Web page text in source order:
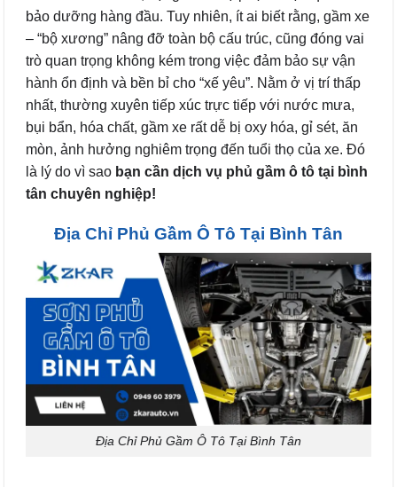
bảo dưỡng hàng đầu. Tuy nhiên, ít ai biết rằng, gầm xe
– “bộ xương” nâng đỡ toàn bộ cấu trúc, cũng đóng vai
trò quan trọng không kém trong việc đảm bảo sự vận
hành ổn định và bền bỉ cho “xế yêu”. Nằm ở vị trí thấp
nhất, thường xuyên tiếp xúc trực tiếp với nước mưa,
bụi bẩn, hóa chất, gầm xe rất dễ bị oxy hóa, gỉ sét, ăn
mòn, ảnh hưởng nghiêm trọng đến tuổi thọ của xe. Đó
là lý do vì sao bạn cần dịch vụ phủ gầm ô tô tại bình
tân chuyên nghiệp!
Địa Chỉ Phủ Gầm Ô Tô Tại Bình Tân
Địa Chỉ Phủ Gầm Ô Tô Tại Bình Tân